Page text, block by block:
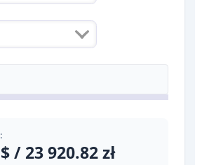
/ 23 920.82 zł